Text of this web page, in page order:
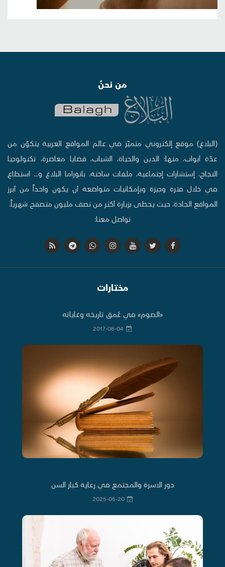
من نحنُ
(البلاغ) موقع إلكتروني متميّز في عالم المواقع العربية يتكوّن من
عدّة أبواب، منها: الدين والحياة، الشباب، قضايا معاصرة، تكنولوجيا
النجاح، إستشارات إجتماعية، ملفات ساخنة، بانوراما البلاغ و... استطاع
في خلال فترة وجيزة وبإمكانيات متواضعة أن يكون واحداً من أبرز
المواقع الجادة، حيث يحظى بزيارة أكثر من نصف مليون متصفح شهرياً.
تواصل معنا:
مختارات
«الصوم» في عُمق تاريخه وغاياته
2017-06-04
دور الاسرة والمجتمع في رعاية كبار السن
2025-05-20